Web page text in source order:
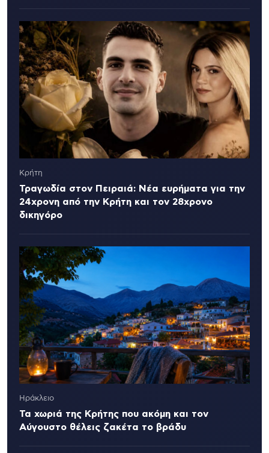
Κρήτη
Τραγωδία στον Πειραιά: Νέα ευρήματα για την
24χρονη από την Κρήτη και τον 28χρονο
δικηγόρο
Ηράκλειο
Τα χωριά της Κρήτης που ακόμη και τον
Αύγουστο θέλεις ζακέτα το βράδυ